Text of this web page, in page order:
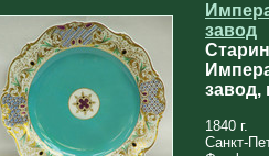
завод
завод,
1840 г.
Санкт-